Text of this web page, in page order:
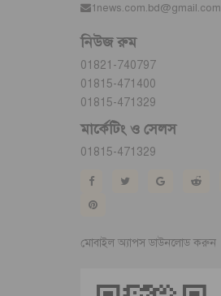
1news.com.bd@gmail.com
নিউজ রুম
01821-740797
01815-471400
01815-471329
মার্কেটিং ও সেলস
01815-471329
মোবাইল অ্যাপস ডাউনলোড করুন